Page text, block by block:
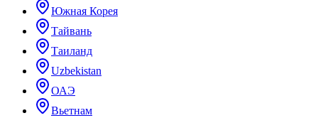
Южная Корея
Тайвань
Таиланд
Uzbekistan
ОАЭ
Вьетнам